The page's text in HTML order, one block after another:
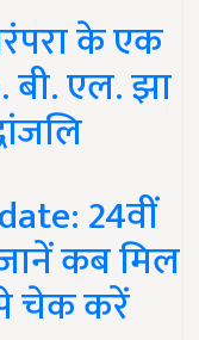
के एक
बी. एल. झा
24वीं
कब मिल
चेक करें